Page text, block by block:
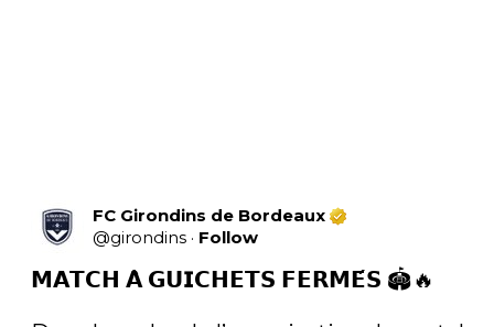
FC Girondins de Bordeaux
@girondins · Follow
𝗠𝗔𝗧𝗖𝗛 𝗔̀ 𝗚𝗨𝗜𝗖𝗛𝗘𝗧𝗦 𝗙𝗘𝗥𝗠𝗘́𝗦 🏟️🔥